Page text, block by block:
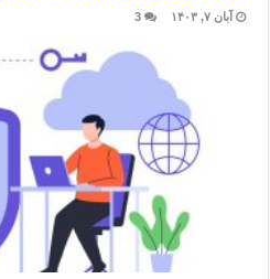
آبان ۷, ۱۴۰۳ 3